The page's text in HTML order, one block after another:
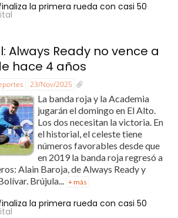
la primera rueda con casi 50
Always Ready no vence a
hace 4 años
23/Nov/2025
La banda roja y la Academia
jugarán el domingo en El Alto.
Los dos necesitan la victoria. En
el historial, el celeste tiene
números favorables desde que
en 2019 la banda roja regresó a
Alain Baroja, de Always Ready y
Brújula... + más
la primera rueda con casi 50